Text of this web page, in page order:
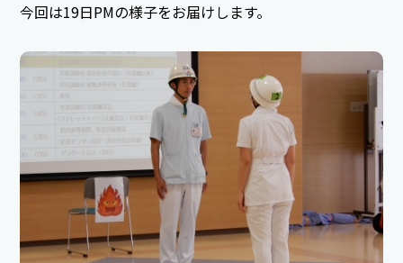
今回は19日PMの様子をお届けします。